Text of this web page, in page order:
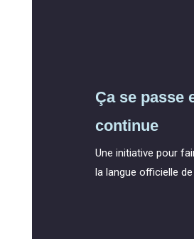
Ça se passe
continue
Une initiative pour
la langue officielle